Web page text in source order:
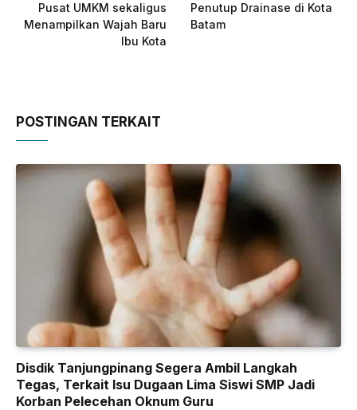
Pusat UMKM sekaligus
Menampilkan Wajah Baru
Ibu Kota
Penutup Drainase di Kota
Batam
POSTINGAN TERKAIT
Disdik Tanjungpinang Segera Ambil Langkah
Tegas, Terkait Isu Dugaan Lima Siswi SMP Jadi
Korban Pelecehan Oknum Guru